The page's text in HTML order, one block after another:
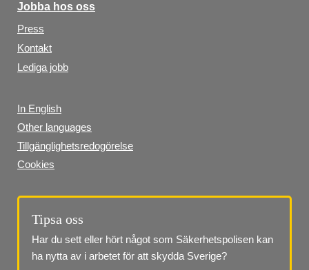
Jobba hos oss
Press
Kontakt
Lediga jobb
In English
Other languages
Tillgänglighetsredogörelse
Cookies
Tipsa oss
Har du sett eller hört något som Säkerhetspolisen kan
ha nytta av i arbetet för att skydda Sverige?